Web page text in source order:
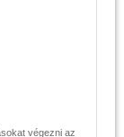
végezni az